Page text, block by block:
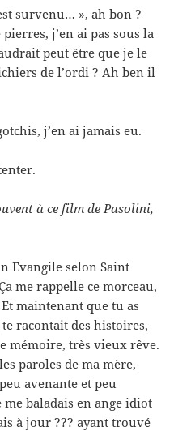
survenu… », ah bon ?
j’en ai pas sous la
peut être que je le
de l’ordi ? Ah ben il
j’en ai jamais eu.
à ce film de Pasolini,
Evangile selon Saint
me rappelle ce morceau,
maintenant que tu as
racontait des histoires,
mémoire, très vieux rêve.
paroles de ma mère,
avenante et peu
baladais en ange idiot
à jour ??? ayant trouvé